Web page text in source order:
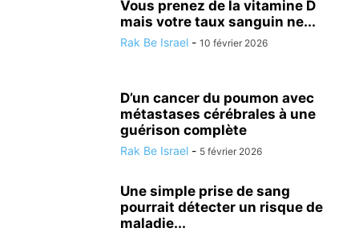
Vous prenez de la vitamine D
mais votre taux sanguin ne...
Rak Be Israel - 10 février 2026
D’un cancer du poumon avec
métastases cérébrales à une
guérison complète
Rak Be Israel - 5 février 2026
Une simple prise de sang
pourrait détecter un risque de
maladie...